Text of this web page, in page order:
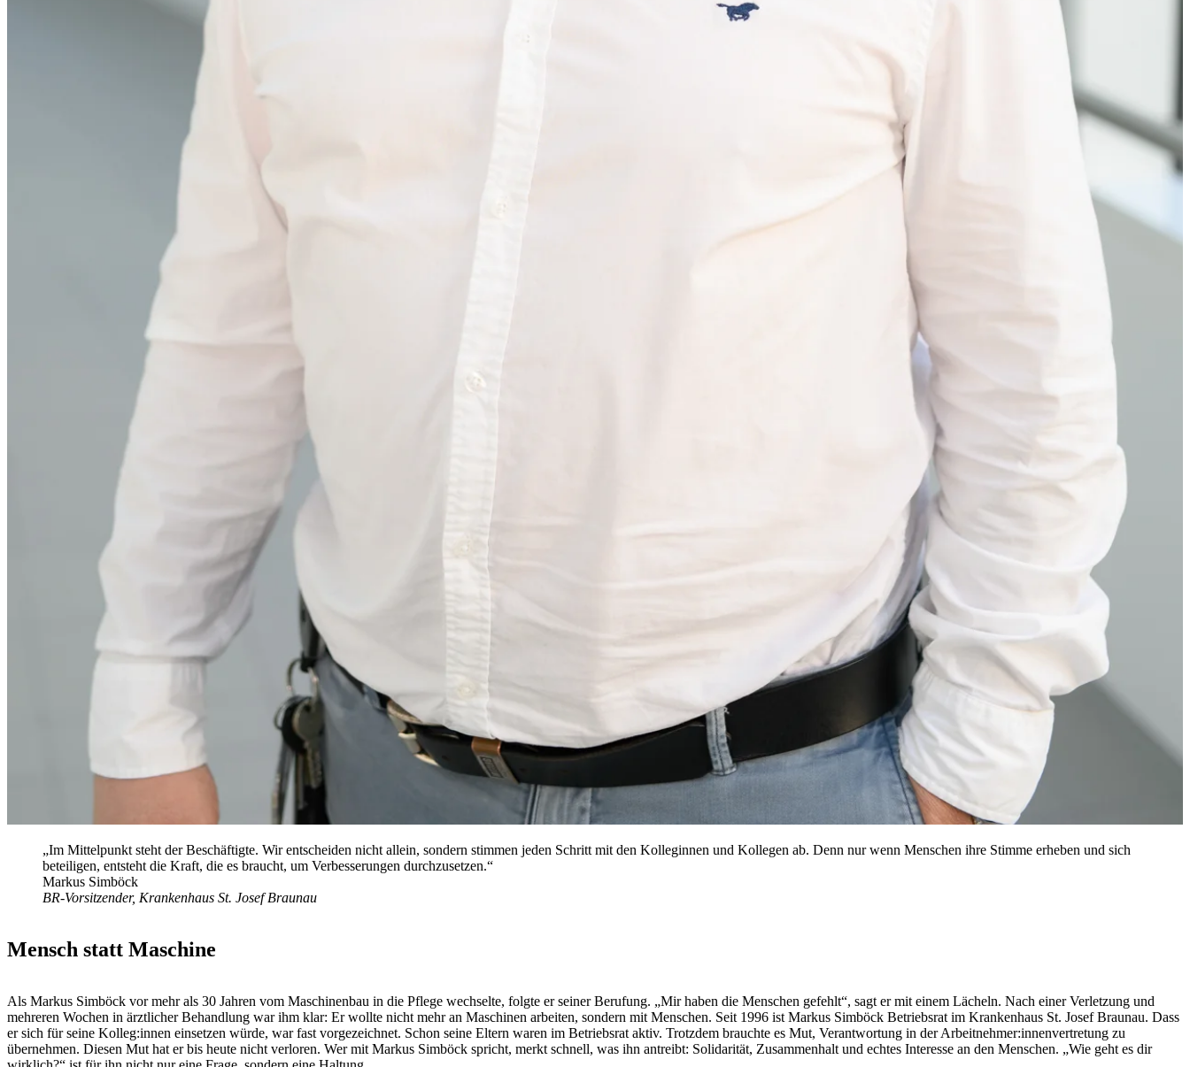
„Im Mittelpunkt steht der Beschäftigte. Wir entscheiden nicht allein, sondern stimmen jeden Schritt mit den Kolleginnen und Kollegen ab. Denn nur wenn Menschen ihre Stimme erheben und sich
beteiligen, entsteht die Kraft, die es braucht, um Verbesserungen durchzusetzen.“
Markus Simböck
BR-Vorsitzender, Krankenhaus St. Josef Braunau
Mensch statt Maschine
Als Markus Simböck vor mehr als 30 Jahren vom Maschinenbau in die Pflege wechselte, folgte er seiner Berufung. „Mir haben die Menschen gefehlt“, sagt er mit einem Lächeln. Nach einer Verletzung und
mehreren Wochen in ärztlicher Behandlung war ihm klar: Er wollte nicht mehr an Maschinen arbeiten, sondern mit Menschen. Seit 1996 ist Markus Simböck Betriebsrat im Krankenhaus St. Josef Braunau. Dass
er sich für seine Kolleg:innen einsetzen würde, war fast vorgezeichnet. Schon seine Eltern waren im Betriebsrat aktiv. Trotzdem brauchte es Mut, Verantwortung in der Arbeitnehmer:innenvertretung zu
übernehmen. Diesen Mut hat er bis heute nicht verloren. Wer mit Markus Simböck spricht, merkt schnell, was ihn antreibt: Solidarität, Zusammenhalt und echtes Interesse an den Menschen. „Wie geht es dir